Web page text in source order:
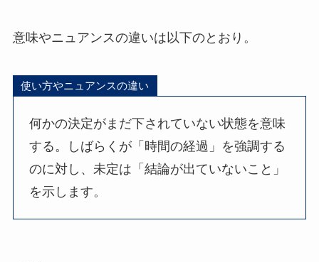
意味やニュアンスの違いは以下のとおり。
使い方やニュアンスの違い
何かの決定がまだ下されていない状態を意味
する。しばらくが「時間の経過」を強調する
のに対し、未定は「結論が出ていないこと」
を示します。